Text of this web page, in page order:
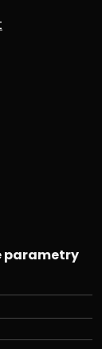
parametry